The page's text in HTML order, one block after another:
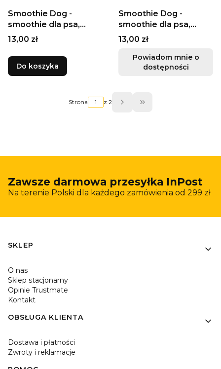
Smoothie Dog -
smoothie dla psa,
jagnięcina 250ml
Cena
13,00 zł
Do koszyka
Smoothie Dog -
smoothie dla psa,
dziczyzna 250ml
Cena
13,00 zł
Powiadom mnie o
dostępności
Strona z 2 Przejdź do ostatniej
Zawsze darmowa przesyłka InPost
Na terenie Polski dla każdego zamówienia od 299 zł
Linki w stopce
SKLEP
O nas
Sklep stacjonarny
Opinie Trustmate
Kontakt
OBSŁUGA KLIENTA
Dostawa i płatności
Zwroty i reklamacje